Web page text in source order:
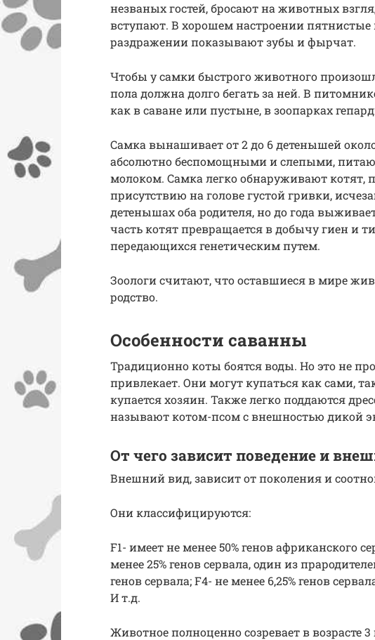
незваных гостей, бросают на животных
вступают. В хорошем настроении
раздражении показывают зубы и фырчат.
Чтобы у самки быстрого животного
пола должна долго бегать за ней. В
как в саване или пустыне, в зоопарках
Самка вынашивает от 2 до 6 детенышей
абсолютно беспомощными и слепыми,
молоком. Самка легко обнаруживают котят,
присутствию на голове густой гривки,
детенышах оба родителя, но до года
часть котят превращается в добычу гиен и
передающихся генетическим путем.
Зоологи считают, что оставшиеся в мире
родство.
Особенности саванны
Традиционно коты боятся воды. Но это не
привлекает. Они могут купаться как сами,
купается хозяин. Также легко поддаются
называют котом-псом с внешностью дикой
От чего зависит поведение и
Внешний вид, зависит от поколения и
Они классифицируются:
F1- имеет не менее 50% генов африканского
менее 25% генов сервала, один из
генов сервала; F4- не менее 6,25% генов
И т.д.
Животное полноценно созревает в возрасте